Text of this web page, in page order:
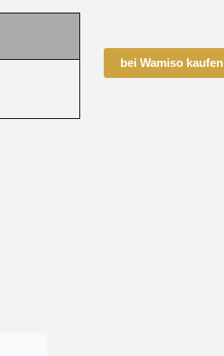
bei Wamiso kaufen